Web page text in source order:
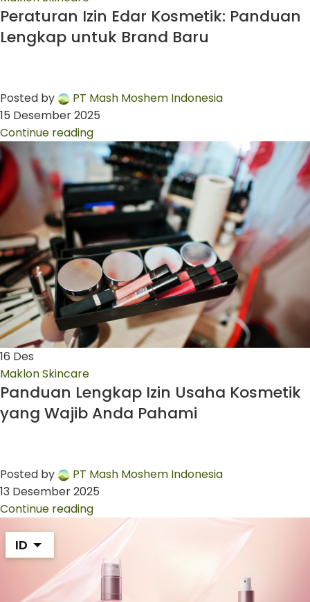
Peraturan Izin Edar Kosmetik: Panduan
Lengkap untuk Brand Baru
Posted by
PT Mash Moshem Indonesia
15 Desember 2025
Continue reading
16 Des
Maklon Skincare
Panduan Lengkap Izin Usaha Kosmetik
yang Wajib Anda Pahami
Posted by
PT Mash Moshem Indonesia
13 Desember 2025
Continue reading
ID